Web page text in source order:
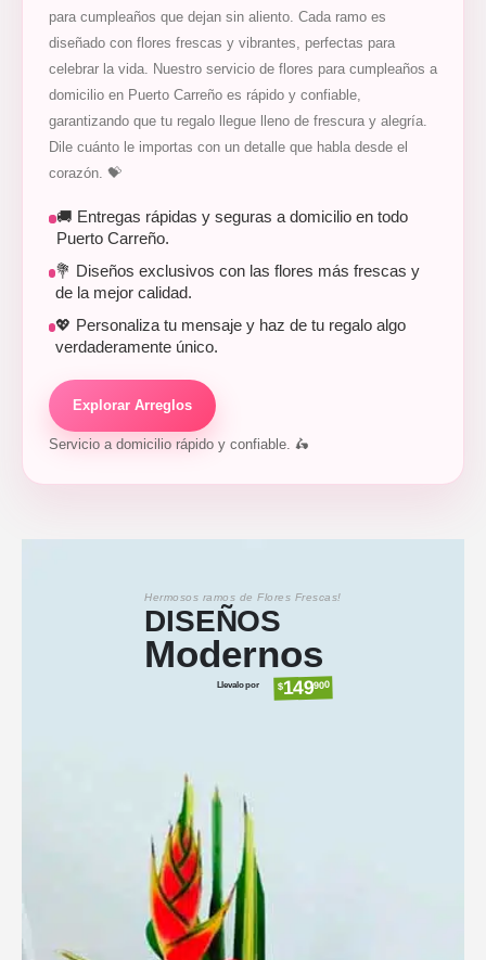
para cumpleaños que dejan sin aliento. Cada ramo es
diseñado con flores frescas y vibrantes, perfectas para
celebrar la vida. Nuestro servicio de flores para cumpleaños a
domicilio en Puerto Carreño es rápido y confiable,
garantizando que tu regalo llegue lleno de frescura y alegría.
Dile cuánto le importas con un detalle que habla desde el
corazón. 💝
🚚 Entregas rápidas y seguras a domicilio en todo
Puerto Carreño.
💐 Diseños exclusivos con las flores más frescas y
de la mejor calidad.
💖 Personaliza tu mensaje y haz de tu regalo algo
verdaderamente único.
Explorar Arreglos
Servicio a domicilio rápido y confiable. 🛵
Hermosos ramos de Flores Frescas!
DISEÑOS
Modernos
Llevalo por $149900